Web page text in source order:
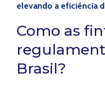
elevando a eficiência
Como as
Brasil?